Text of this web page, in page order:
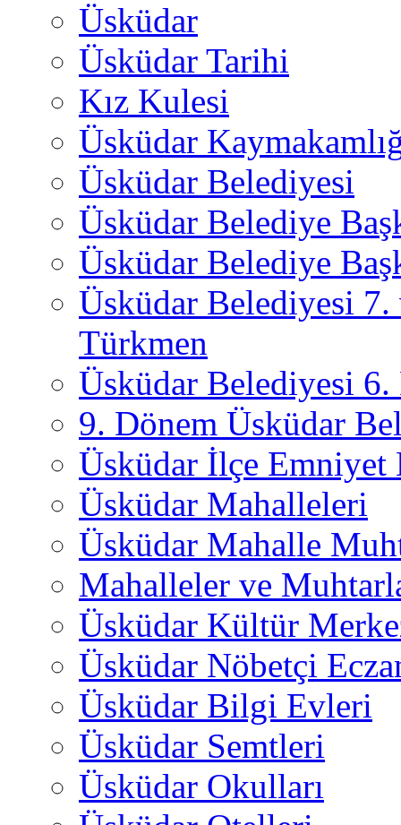
Üsküdar
Üsküdar Tarihi
Kız Kulesi
Üsküdar
Üsküdar Belediyesi
Üsküdar Belediye
Üsküdar Belediye
Üsküdar Belediyesi
Türkmen
Üsküdar Belediyesi 6.
9. Dönem Üsküdar
Üsküdar İlçe
Üsküdar Mahalleleri
Üsküdar Mahalle
Mahalleler ve
Üsküdar Kültür
Üsküdar Nöbetçi
Üsküdar Bilgi Evleri
Üsküdar Semtleri
Üsküdar Okulları